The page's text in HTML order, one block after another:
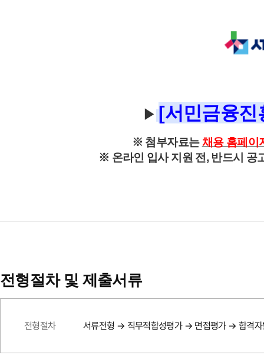
▶ [서민금융진
※ 첨부자료는채용 홈페이
※ 온라인 입사 지원 전, 반드시 공
전형절차 및 제출서류
전형절차 서류전형 → 직무적합성평가 → 면접평가 → 합격